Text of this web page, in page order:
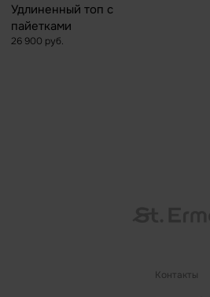
Удлиненный топ с
пайетками
26 900 руб.
Контакты